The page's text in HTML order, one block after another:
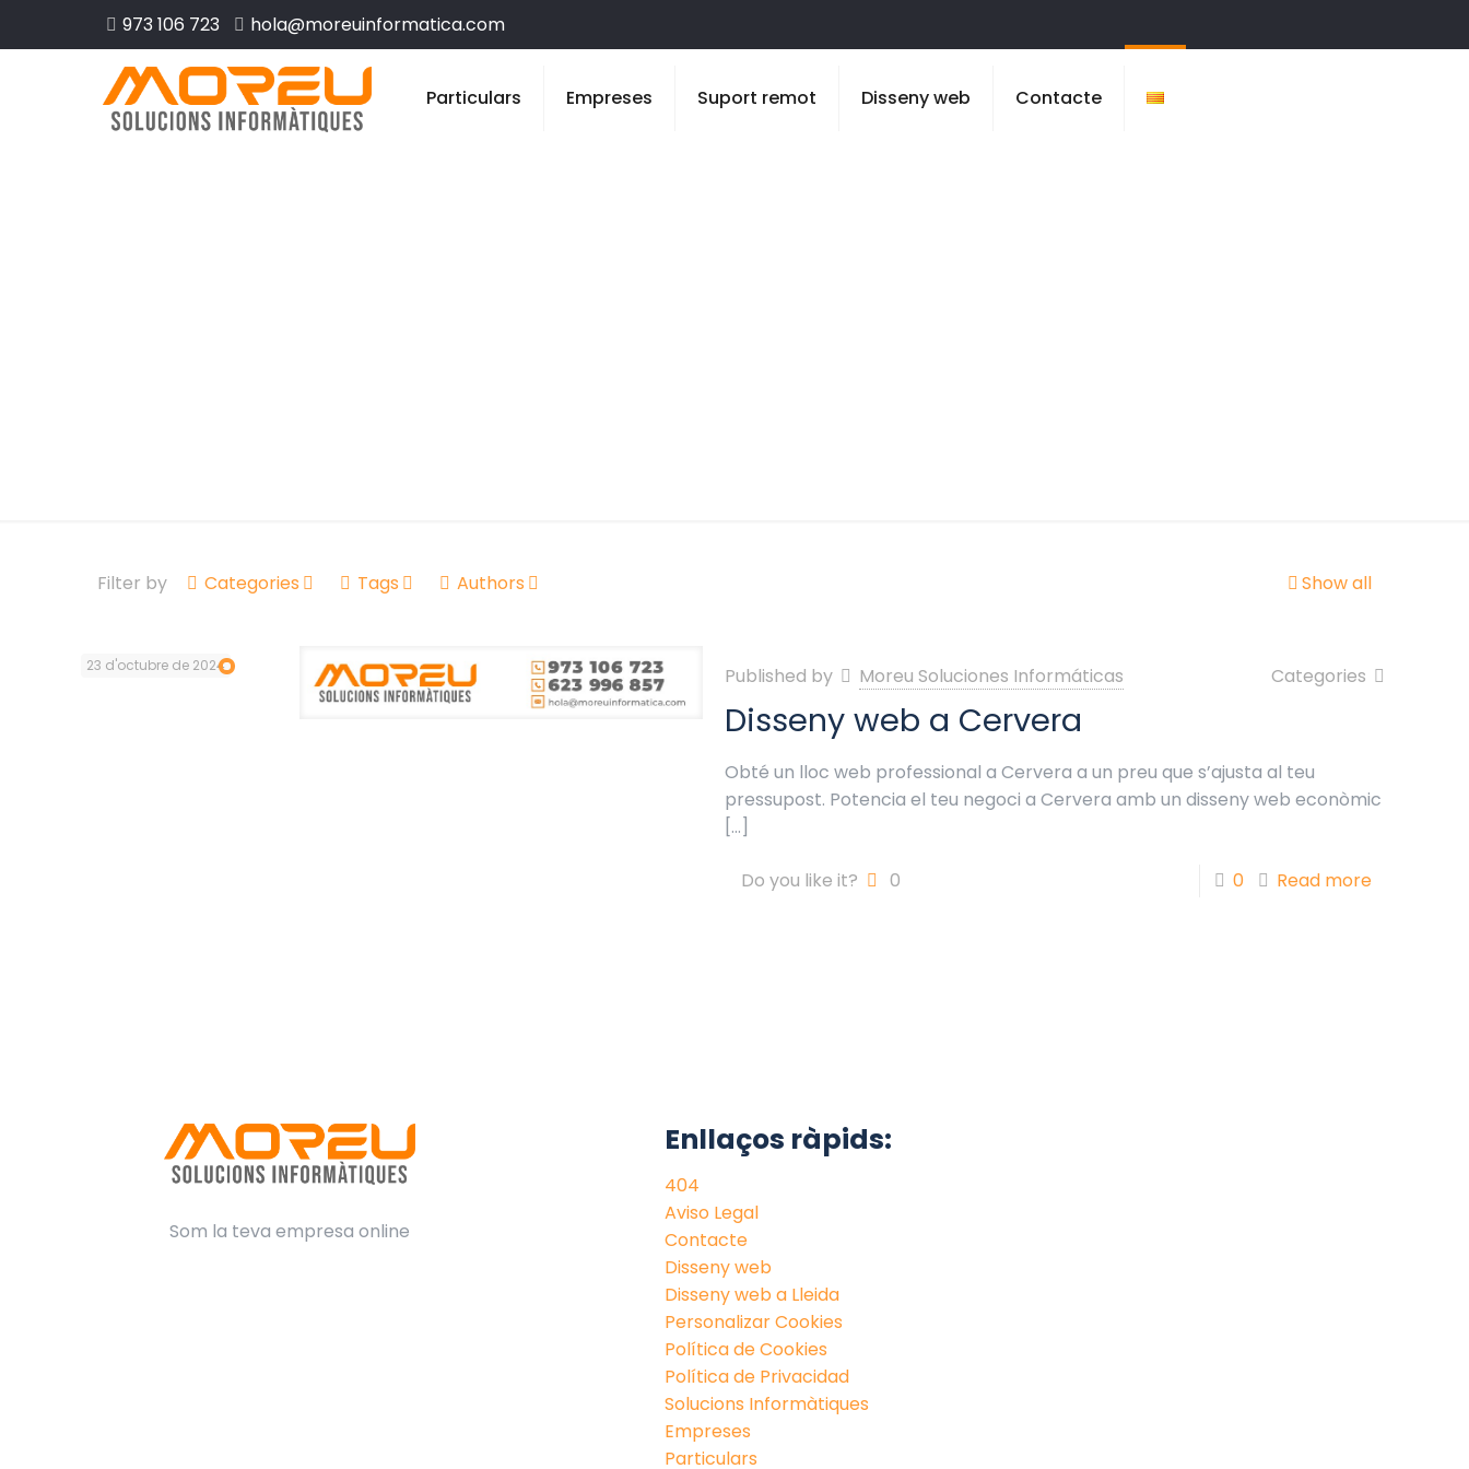
973 106 723 hola@moreuinformatica.com
Particulars Empreses Suport remot Disseny web Contacte
Filter by Categories Tags Authors Show all
23 d'octubre de 2024 Published by Moreu Soluciones Informáticas Categories
Disseny web a Cervera
Obté un lloc web professional a Cervera a un preu que s’ajusta al teu
pressupost. Potencia el teu negoci a Cervera amb un disseny web econòmic
[…]
Do you like it? 0 0 Read more
Som la teva empresa online
Enllaços ràpids:
404
Aviso Legal
Contacte
Disseny web
Disseny web a Lleida
Personalizar Cookies
Política de Cookies
Política de Privacidad
Solucions Informàtiques
Empreses
Particulars